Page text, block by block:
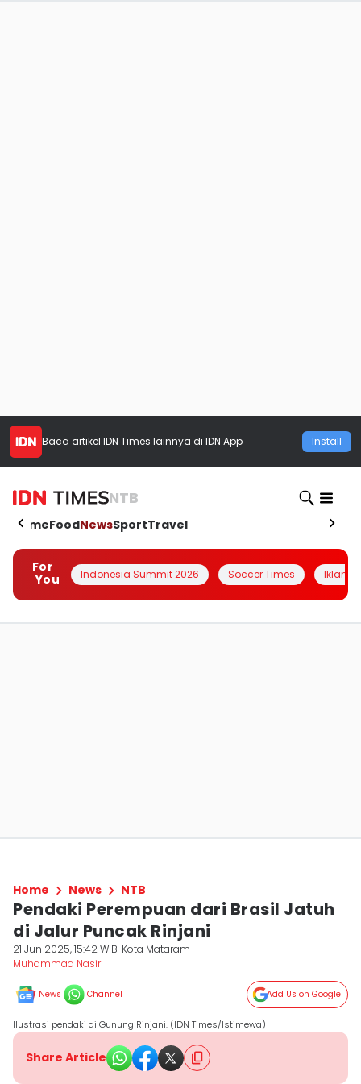
Baca artikel IDN Times lainnya di IDN App Install
NTB
HomeFoodNewsSportTravel
For
You
Indonesia Summit 2026 Soccer Times Iklanin
Home News NTB
Pendaki Perempuan dari Brasil Jatuh
di Jalur Puncak Rinjani
21 Jun 2025, 15:42 WIB Kota Mataram
Muhammad Nasir
News Channel Add Us on Google
Ilustrasi pendaki di Gunung Rinjani. (IDN Times/Istimewa)
Share Article